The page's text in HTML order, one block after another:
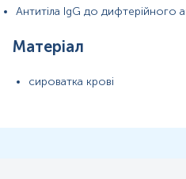
Антитіла IgG до дифтерійного
Матеріал
сироватка крові